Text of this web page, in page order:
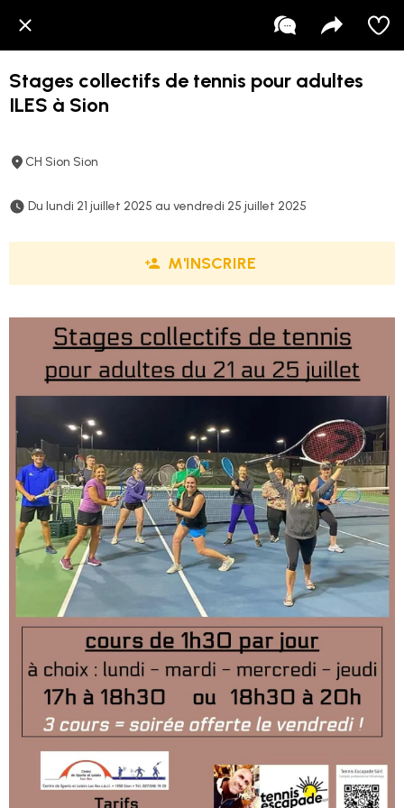
Stages collectifs de tennis pour adultes
ILES à Sion
CH Sion Sion
Du lundi 21 juillet 2025 au vendredi 25 juillet 2025
M'INSCRIRE